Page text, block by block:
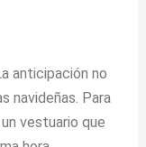
anticipación no
navideñas. Para
vestuario que